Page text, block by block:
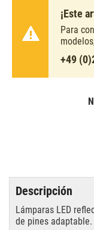
¡Este
Para
+49
Descripción
Lámparas LED
de pines